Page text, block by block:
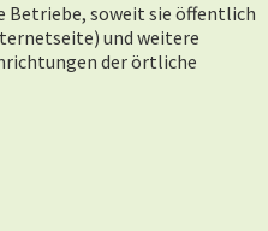
Betriebe, soweit sie öffentlich
und weitere
der örtliche